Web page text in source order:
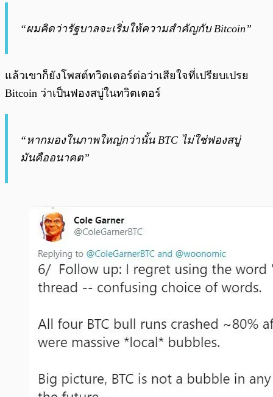
“ผมคิดว่ารัฐบาลจะเริ่มให้ความสำคัญกับ Bitcoin”
แล้วเขาก็ยังโพสต์ทวิตเตอร์ต่อว่าเสียใจที่เปรียบเปรย
Bitcoin ว่าเป็นฟองสบู่ในทวิตเตอร์
“หากมองในภาพใหญ่กว่านั้น BTC ไม่ใช่ฟองสบู่
มันคืออนาคต”